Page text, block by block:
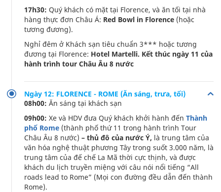
17h30: Quý khách có mặt tại Florence, và ăn tối tại nhà
hàng thực đơn Châu Á: Red Bowl in Florence (hoặc
tương đương).
Nghỉ đêm ở Khách sạn tiêu chuẩn 3*** hoặc tương
đương tại Florence: Hotel Martelli. Kết thúc ngày 11 của
hành trình tour Châu Âu 8 nước
Ngày 12: FLORENCE - ROME (Ăn sáng, trưa, tối)
08h00: Ăn sáng tại khách sạn
09h00: Xe và HDV đưa Quý khách khởi hành đến Thành
phố Rome (thành phố thứ 11 trong hành trình Tour
Châu Âu 8 nước) – thủ đô của nước Ý, là trung tâm của
văn hóa nghệ thuật phương Tây trong suốt 3.000 năm, là
trung tâm của đế chế La Mã thời cực thịnh, và được
khách du lịch truyền miệng với câu nói nổi tiếng “All
roads lead to Rome” (Mọi con đường đều dẫn đến thành
Rome).